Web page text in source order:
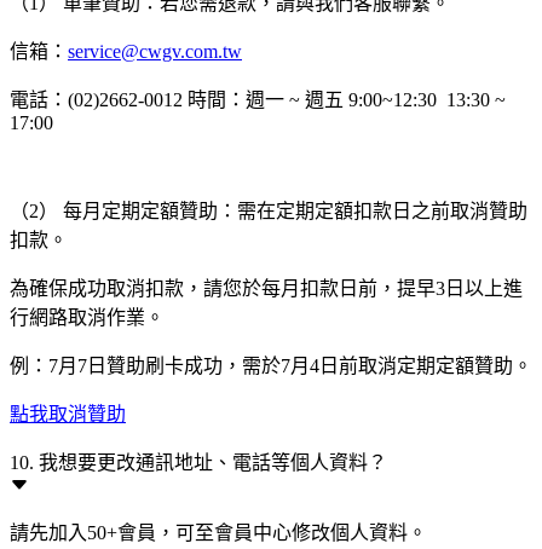
信箱： service@cwgv.com.tw
電話：(02)2662-0012 時間：週一 ~ 週五 9:00~12:30 13:30 ~
17:00
（2） 每月定期定額贊助：需在定期定額扣款日之前取消贊助
扣款。
為確保成功取消扣款，請您於每月扣款日前，提早3日以上進
行網路取消作業。
例：7月7日贊助刷卡成功，需於7月4日前取消定期定額贊助。
點我取消贊助
10. 我想要更改通訊地址、電話等個人資料？
請先加入50+會員，可至會員中心修改個人資料。